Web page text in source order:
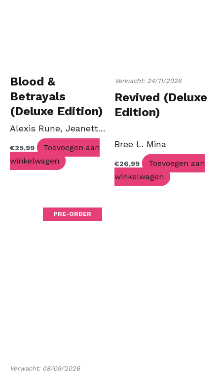
Blood &
Betrayals
(Deluxe Edition)
Alexis Rune, Jeanette Rose
€25,99
Toevoegen aan
winkelwagen
Verwacht: 24/11/2026
Revived (Deluxe
Edition)
Bree L. Mina
€26,99
Toevoegen aan
winkelwagen
PRE-ORDER
Verwacht: 08/09/2026